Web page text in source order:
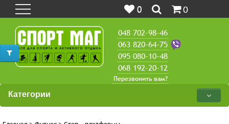
0 0
048 702-98-46
063 820-64-75
095 080-10-48
068 192-20-12
Перезвонить вам?
Категории